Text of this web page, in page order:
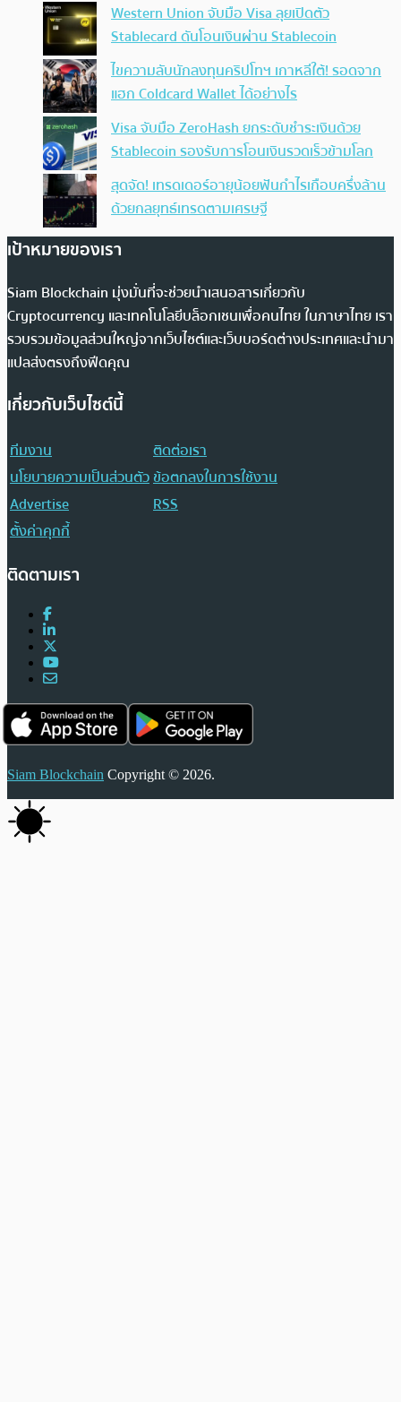
Western Union จับมือ Visa ลุยเปิดตัว
Stablecard ดันโอนเงินผ่าน Stablecoin
ไขความลับนักลงทุนคริปโทฯ เกาหลีใต้! รอดจาก
แฮก Coldcard Wallet ได้อย่างไร
Visa จับมือ ZeroHash ยกระดับชำระเงินด้วย
Stablecoin รองรับการโอนเงินรวดเร็วข้ามโลก
สุดจัด! เทรดเดอร์อายุน้อยฟันกำไรเกือบครึ่งล้าน
ด้วยกลยุทธ์เทรดตามเศรษฐี
เป้าหมายของเรา
Siam Blockchain มุ่งมั่นที่จะช่วยนำเสนอสารเกี่ยวกับ
Cryptocurrency และเทคโนโลยีบล็อกเชนเพื่อคนไทย ในภาษาไทย เรา
รวบรวมข้อมูลส่วนใหญ่จากเว็บไซต์และเว็บบอร์ดต่างประเทศและนำมา
แปลส่งตรงถึงฟีดคุณ
เกี่ยวกับเว็บไซต์นี้
ทีมงาน
ติดต่อเรา
นโยบายความเป็นส่วนตัวข้อตกลงในการใช้งาน
Advertise
RSS
ตั้งค่าคุกกี้
ติดตามเรา
Siam Blockchain Copyright © 2026.